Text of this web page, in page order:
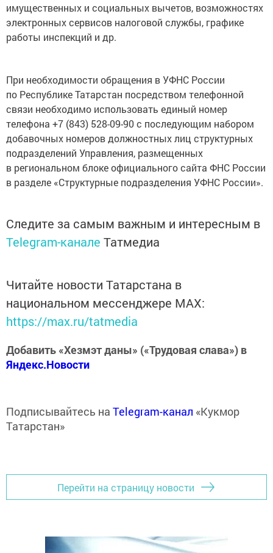
имущественных и социальных вычетов, возможностях
электронных сервисов налоговой службы, графике
работы инспекций и др.
При необходимости обращения в УФНС России
по Республике Татарстан посредством телефонной
связи необходимо использовать единый номер
телефона +7 (843) 528-09-90 с последующим набором
добавочных номеров должностных лиц структурных
подразделений Управления, размещенных
в региональном блоке официального сайта ФНС России
в разделе «Структурные подразделения УФНС России».
Следите за самым важным и интересным в
Telegram-канале Татмедиа
Читайте новости Татарстана в
национальном мессенджере MАХ:
https://max.ru/tatmedia
Добавить «Хезмэт даны» («Трудовая слава») в
Яндекс.Новости
Подписывайтесь на Telegram-канал «Кукмор
Татарстан»
Перейти на страницу новости